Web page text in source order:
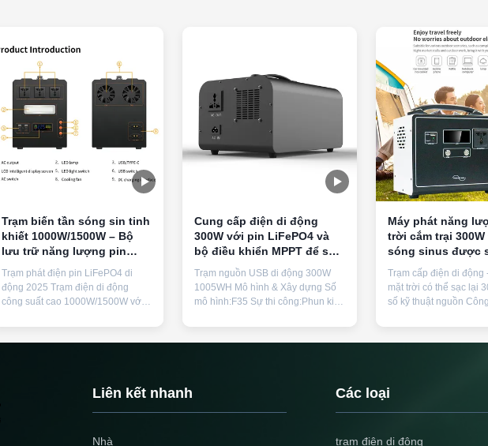
Trạm biến tần sóng sin tinh
khiết 1000W/1500W – Bộ
lưu trữ năng lượng pin
LiFePO4 với BMS thông
minh & sạc nhanh
Trạm phát điện pin LiFePO4 di
động 2025 Trạm điện di động
công suất cao 1000W/1500W với
ổ cắm AC và khả năng tương thích
phích cắm đa năng cho nguồn
động này cung cấp đầu ra AC
Cung cấp điện di động
300W với pin LiFePO4 và
bộ điều khiển MPPT để sạc
năng lượng mặt trời
Trạm nguồn USB di động 300W
1005WH Mô hình & Xây dựng Số
mô hình:F35 Sự thi công:Phun kim
nặng:9,5kg Kích thước:294mm ×
130mm × 217mm (L×W×H) Thông
thể lựa chọn 896Wh) Chu kỳ sống
...
Máy phát năng
trời cắm trại
sóng sinus được
để dự phòng điện
Trạm cấp điện di động
mặt trời có thể sạc lại
số kỹ thuật nguồn Công
600W Điện áp đầu ra
50Hz/110V 60Hz × 1
QC3.0 Tính năng bảo
thấp, quá áp, quá
ngắn mạch Nhiệt độ
Liên kết nhanh
Nhà
Các loại
trạm điện di động